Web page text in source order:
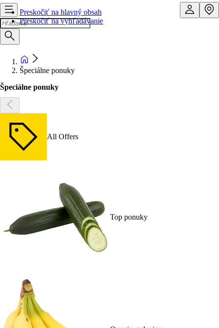
Preskočiť na hlavný obsah
Preskočiť na vyhľadávanie
Špeciálne ponuky
Špeciálne ponuky
All Offers
Top ponuky